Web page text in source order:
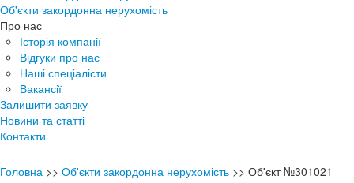
Об'єкти закордонна нерухомість
Про нас
Історія компанії
Відгуки про нас
Наші спеціалісти
Вакансії
Залишити заявку
Новини та статті
Контакти
Головна >> Об'єкти закордонна нерухомість >> Об'єкт №301021